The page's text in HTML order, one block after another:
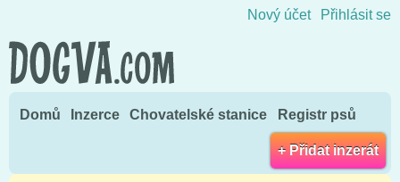
Nový účet Přihlásit se
Domů Inzerce Chovatelské stanice Registr psů
+ Přidat inzerát